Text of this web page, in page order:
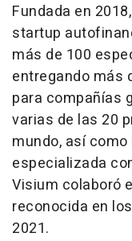
Fundada en
startup
más de 100
entregando más
para compañías
varias de las 20
mundo, así
especializada
Visium colaboró
reconocida en
2021.